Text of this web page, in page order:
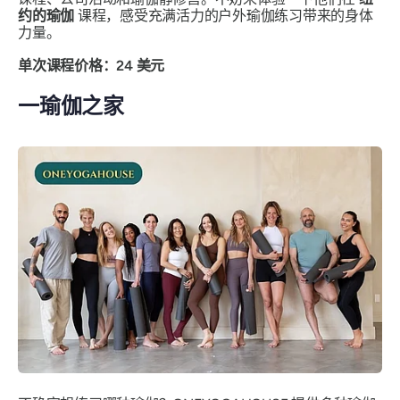
约的瑜伽 课程，感受充满活力的户外瑜伽练习带来的身体
力量。
单次课程价格：24 美元
一瑜伽之家